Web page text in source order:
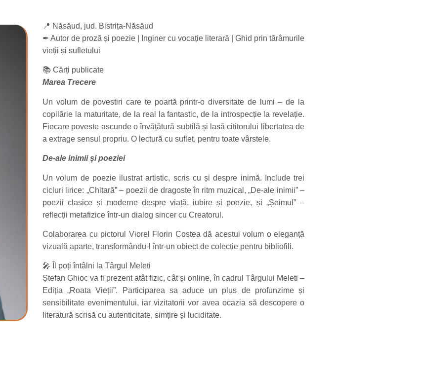
📍 Năsăud, jud. Bistrița-Năsăud
✒ Autor de proză și poezie | Inginer cu vocație literară | Ghid prin tărâmurile
vieții și sufletului
📚 Cărți publicate
Marea Trecere
Un volum de povestiri care te poartă printr-o diversitate de lumi – de la
copilărie la maturitate, de la real la fantastic, de la introspecție la revelație.
Fiecare poveste ascunde o învățătură subtilă și lasă cititorului libertatea de
a extrage sensul propriu. O lectură cu suflet, pentru toate vârstele.
De-ale inimii și poeziei
Un volum de poezie ilustrat artistic, scris cu și despre inimă. Include trei
cicluri lirice: „Chitară” – poezii de dragoste în ritm muzical, „De-ale inimii” –
poezii clasice și moderne despre viață, iubire și poezie, și „Șoimul” –
reflecții metafizice într-un dialog sincer cu Creatorul.
Colaborarea cu pictorul Viorel Florin Costea dă acestui volum o eleganță
vizuală aparte, transformându-l într-un obiect de colecție pentru bibliofili.
🎤 Îl poți întâlni la Târgul Meleti
Ștefan Ghioc va fi prezent atât fizic, cât și online, în cadrul Târgului Meleti –
Ediția „Roata Vieții”. Participarea sa aduce un plus de profunzime și
sensibilitate evenimentului, iar vizitatorii vor avea ocazia să descopere o
literatură scrisă cu autenticitate, simțire și luciditate.